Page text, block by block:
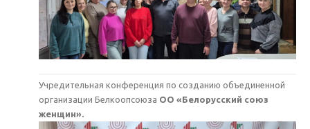
Учредительная конференция по созданию объединенной
организации Белкоопсоюза ОО «Белорусский союз
женщин».